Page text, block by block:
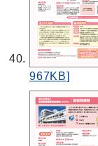
967KB]